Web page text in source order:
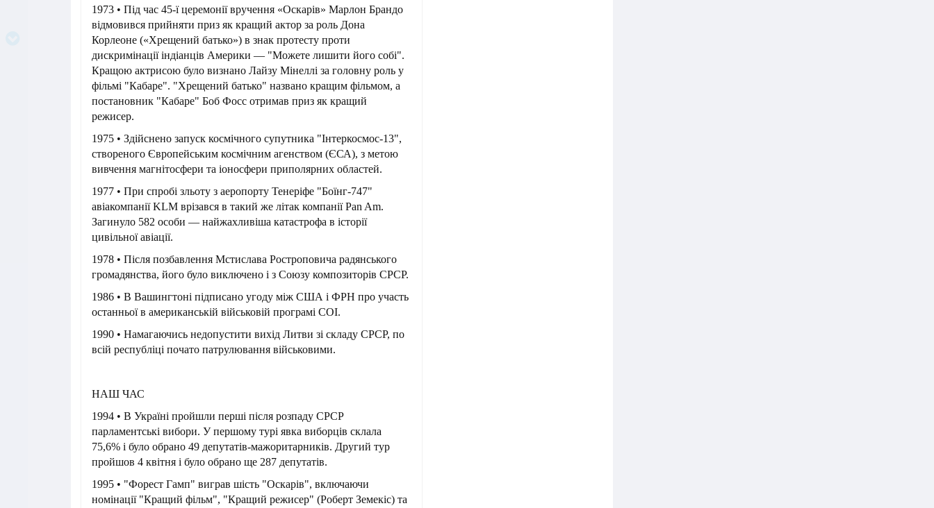
1973 • Під час 45-ї церемонії вручення «Оскарів» Марлон Брандо
відмовився прийняти приз як кращий актор за роль Дона
Корлеоне («Хрещений батько») в знак протесту проти
дискримінації індіанців Америки — "Можете лишити його собі".
Кращою актрисою було визнано Лайзу Мінеллі за головну роль у
фільмі "Кабаре". "Хрещений батько" названо кращим фільмом, а
постановник "Кабаре" Боб Фосс отримав приз як кращий
режисер.
1975 • Здійснено запуск космічного супутника "Інтеркосмос-13",
створеного Європейським космічним агенством (ЄСА), з метою
вивчення магнітосфери та іоносфери приполярних областей.
1977 • При спробі зльоту з аеропорту Тенеріфе "Боїнг-747"
авіакомпанії KLM врізався в такий же літак компанії Pan Am.
Загинуло 582 особи — найжахливіша катастрофа в історії
цивільної авіації.
1978 • Після позбавлення Мстислава Ростроповича радянського
громадянства, його було виключено і з Союзу композиторів СРСР.
1986 • В Вашингтоні підписано угоду між США і ФРН про участь
останньої в американській військовій програмі СОІ.
1990 • Намагаючись недопустити вихід Литви зі складу СРСР, по
всій республіці почато патрулювання військовими.
НАШ ЧАС
1994 • В Україні пройшли перші після розпаду СРСР
парламентські вибори. У першому турі явка виборців склала
75,6% і було обрано 49 депутатів-мажоритарників. Другий тур
пройшов 4 квітня і було обрано ще 287 депутатів.
1995 • "Форест Гамп" виграв шість "Оскарів", включаючи
номінації "Кращий фільм", "Кращий режисер" (Роберт Земекіс) та